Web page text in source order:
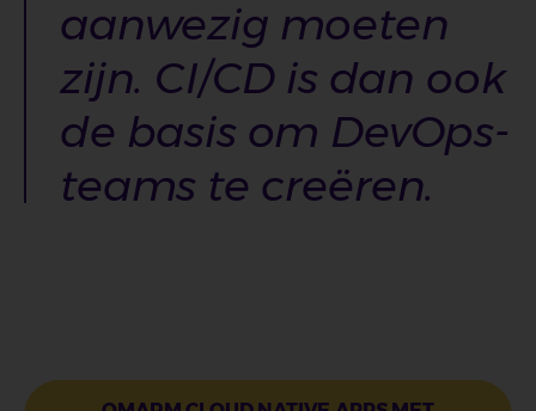
aanwezig moeten
zijn. CI/CD is dan ook
de basis om DevOps-
teams te creëren.